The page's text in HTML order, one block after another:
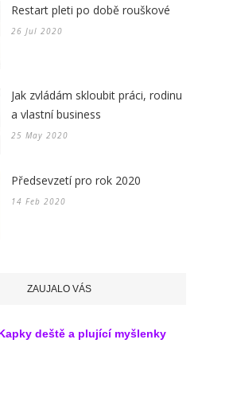
Restart pleti po době rouškové
26 Jul 2020
Jak zvládám skloubit práci, rodinu
a vlastní business
25 May 2020
Předsevzetí pro rok 2020
14 Feb 2020
ZAUJALO VÁS
deště a plující myšlenky